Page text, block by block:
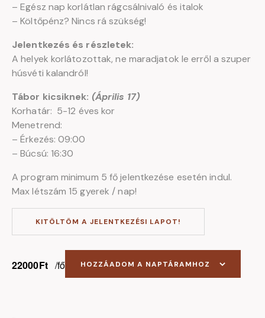
– Egész nap korlátlan rágcsálnivaló és italok
– Költőpénz? Nincs rá szükség!
Jelentkezés és részletek:
A helyek korlátozottak, ne maradjatok le erről a szuper
húsvéti kalandról!
Tábor kicsiknek: (Április 17)
Korhatár: 5-12 éves kor
Menetrend:
– Érkezés: 09:00
– Búcsú: 16:30
A program minimum 5 fő jelentkezése esetén indul.
Max létszám 15 gyerek / nap!
KITÖLTÖM A JELENTKEZÉSI LAPOT!
22000Ft /fő HOZZÁADOM A NAPTÁRAMHOZ